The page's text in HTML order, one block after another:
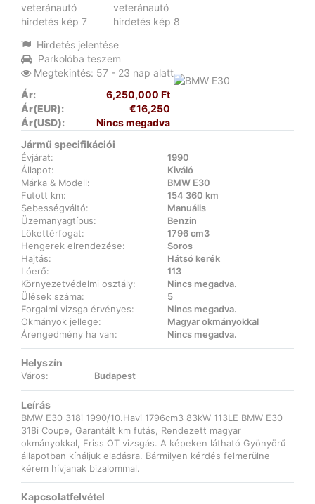
Hirdetés jelentése
Parkolóba teszem
Megtekintés: 57 - 23 nap alatt
Ár:
6,250,000 Ft
Ár(EUR):
€16,250
Ár(USD):
Nincs megadva
Jármű specifikációi
Évjárat:
1990
Állapot:
Kiváló
Márka & Modell:
BMW E30
Futott km:
154 360 km
Sebességváltó:
Manuális
Üzemanyagtípus:
Benzin
Lökettérfogat:
1796 cm3
Hengerek elrendezése:
Soros
Hajtás:
Hátsó kerék
Lóerő:
113
Környezetvédelmi osztály:
Nincs megadva.
Ülések száma:
5
Forgalmi vizsga érvényes:
Nincs megadva.
Okmányok jellege:
Magyar okmányokkal
Árengedmény ha van:
Nincs megadva.
Helyszín
Város: Budapest
Leírás
BMW E30 318i 1990/10.Havi 1796cm3 83kW 113LE BMW E30
318i Coupe, Garantált km futás, Rendezett magyar
okmányokkal, Friss OT vizsgás. A képeken látható Gyönyörű
állapotban kínáljuk eladásra. Bármilyen kérdés felmerülne
kérem hívjanak bizalommal.
Kapcsolatfelvétel